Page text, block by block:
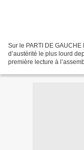
Sur le PARTI DE
d’austérité le plus lourd
première lecture à